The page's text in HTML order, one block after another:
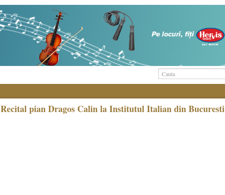
Recital pian Dragos Calin la Institutul Italian din Bucuresti